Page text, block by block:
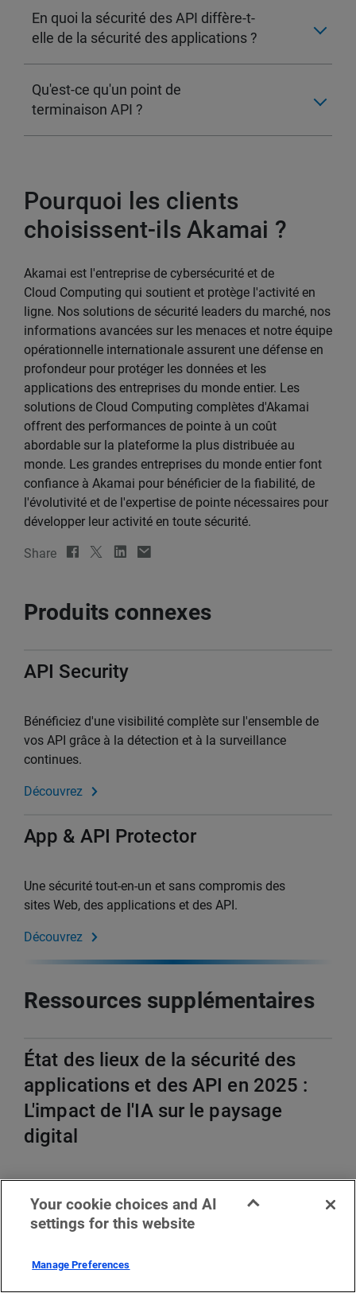
En quoi la sécurité des API diffère-t-
elle de la sécurité des applications ?
Qu'est-ce qu'un point de
terminaison API ?
Pourquoi les clients
choisissent-ils Akamai ?
Akamai est l'entreprise de cybersécurité et de
Cloud Computing qui soutient et protège l'activité en
ligne. Nos solutions de sécurité leaders du marché, nos
informations avancées sur les menaces et notre équipe
opérationnelle internationale assurent une défense en
profondeur pour protéger les données et les
applications des entreprises du monde entier. Les
solutions de Cloud Computing complètes d'Akamai
offrent des performances de pointe à un coût
abordable sur la plateforme la plus distribuée au
monde. Les grandes entreprises du monde entier font
confiance à Akamai pour bénéficier de la fiabilité, de
l'évolutivité et de l'expertise de pointe nécessaires pour
développer leur activité en toute sécurité.
Share
Produits connexes
API Security
Bénéficiez d'une visibilité complète sur l'ensemble de
vos API grâce à la détection et à la surveillance
continues.
Découvrez
App & API Protector
Une sécurité tout-en-un et sans compromis des
sites Web, des applications et des API.
Découvrez
Ressources supplémentaires
État des lieux de la sécurité des
applications et des API en 2025 :
L'impact de l'IA sur le paysage
digital
Your cookie choices and AI
settings for this website
Manage Preferences